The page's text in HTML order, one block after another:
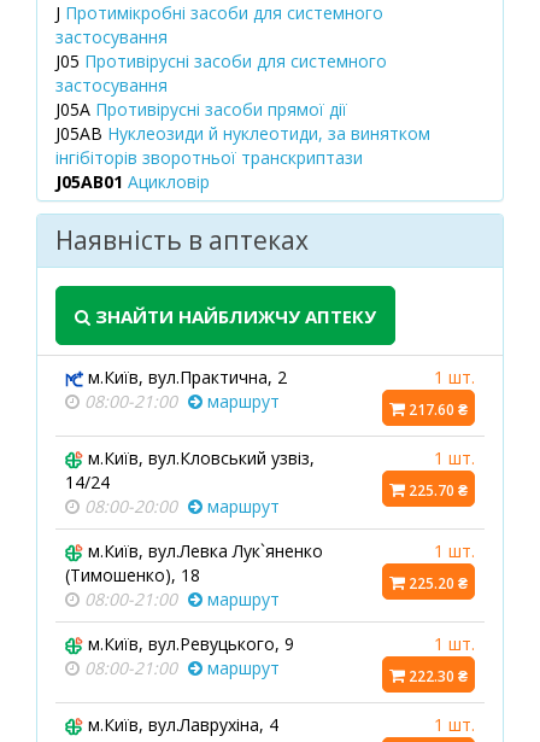
J Протимікробні засоби для системного
застосування
J05 Противірусні засоби для системного
застосування
J05A Противірусні засоби прямої дії
J05AB Нуклеозиди й нуклеотиди, за винятком
інгібіторів зворотньої транскриптази
J05AB01 Ацикловір
Наявність в аптеках
ЗНАЙТИ НАЙБЛИЖЧУ АПТЕКУ
м.Київ, вул.Практична, 2
08:00-21:00
маршрут
1 шт.
217.60 ₴
м.Київ, вул.Кловський узвіз,
14/24
08:00-20:00
маршрут
1 шт.
225.70 ₴
м.Київ, вул.Левка Лук`яненко
(Тимошенко), 18
08:00-21:00
маршрут
1 шт.
225.20 ₴
м.Київ, вул.Ревуцького, 9
08:00-21:00
маршрут
1 шт.
222.30 ₴
м.Київ, вул.Лаврухіна, 4
1 шт.